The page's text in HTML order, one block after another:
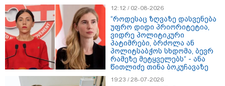
მკითხველის რჩევით
12:12 / 02-08-2026
“როდესაც ზღვაზე დასვენება
უფრო დიდი პრიორიტეტია,
ვიდრე პოლიტიკური
პატიმრები, ბრძოლა ან
პოლიტსაბჭოს სხდომა, ბევრ
რამეზე მეტყველებს“ - ანა
წითლიძე თინა ბოკუჩავაზე
19:23 / 28-07-2026